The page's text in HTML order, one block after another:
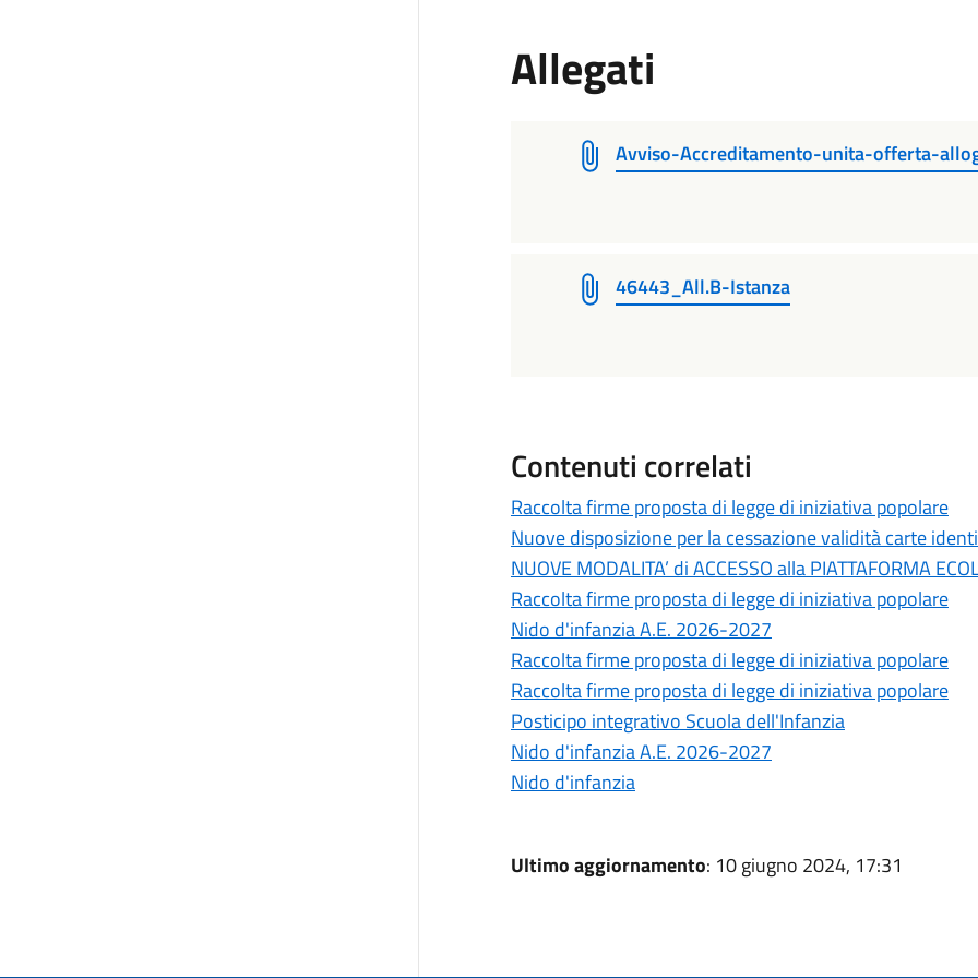
Allegati
Avviso-Accreditamento-unita-offerta-
46443_All.B-Istanza
Contenuti correlati
Raccolta firme proposta di legge di iniziativa popolare
Nuove disposizione per la cessazione validità carte
NUOVE MODALITA’ di ACCESSO alla PIATTAFORMA
Raccolta firme proposta di legge di iniziativa popolare
Nido d'infanzia A.E. 2026-2027
Raccolta firme proposta di legge di iniziativa popolare
Raccolta firme proposta di legge di iniziativa popolare
Posticipo integrativo Scuola dell'Infanzia
Nido d'infanzia A.E. 2026-2027
Nido d'infanzia
Ultimo aggiornamento: 10 giugno 2024, 17:31